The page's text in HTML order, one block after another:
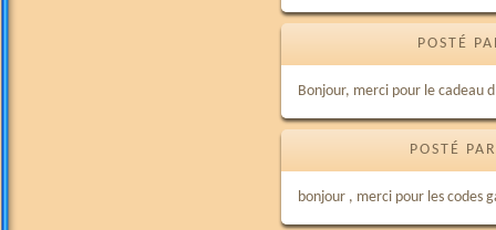
POSTÉ
Bonjour, merci pour le cadeau
POSTÉ
bonjour , merci pour les codes